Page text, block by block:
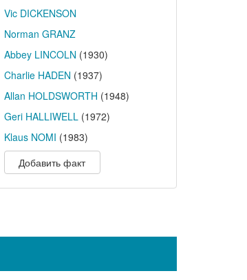
Vic DICKENSON
Norman GRANZ
Abbey LINCOLN (1930)
Charlie HADEN (1937)
Allan HOLDSWORTH (1948)
Geri HALLIWELL(1972)
Klaus NOMI (1983)
Добавить факт